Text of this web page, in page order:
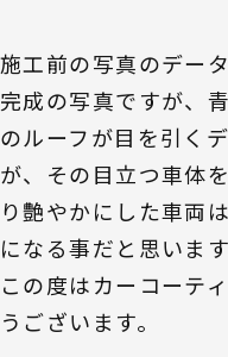
施工前の写真のデー
完成の写真ですが、
のルーフが目を引く
が、その目立つ車体
り艶やかにした車両
になる事だと思います
この度はカーコーテ
うございます。